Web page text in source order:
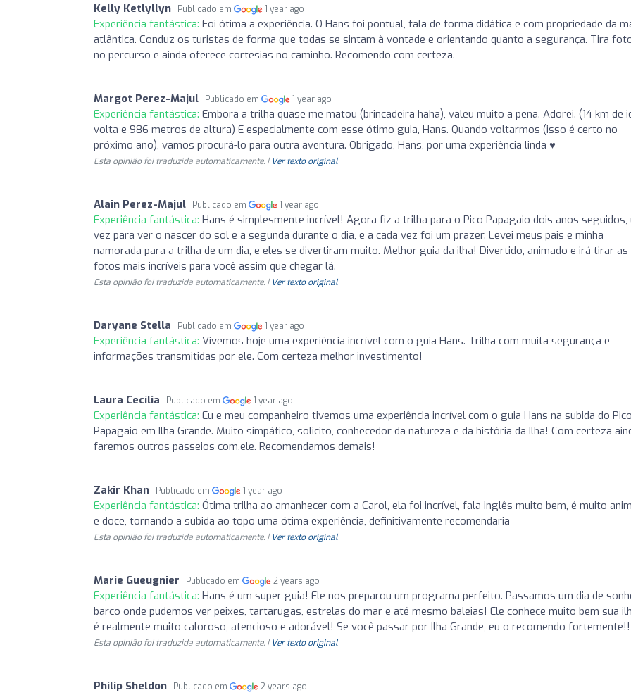
Kelly Ketlyllyn Publicado em 1 year ago
Experiência fantástica: Foi ótima a experiência. O Hans foi pontual, fala de forma didática e com propriedade da
atlântica. Conduz os turistas de forma que todas se sintam à vontade e orientando quanto a segurança. Tira
no percurso e ainda oferece cortesias no caminho. Recomendo com certeza.
Margot Perez-Majul Publicado em 1 year ago
Experiência fantástica: Embora a trilha quase me matou (brincadeira haha), valeu muito a pena. Adorei. (14 km de
volta e 986 metros de altura) E especialmente com esse ótimo guia, Hans. Quando voltarmos (isso é certo no
próximo ano), vamos procurá-lo para outra aventura. Obrigado, Hans, por uma experiência linda ♥️
Esta opinião foi traduzida automaticamente. | Ver texto original
Alain Perez-Majul Publicado em 1 year ago
Experiência fantástica: Hans é simplesmente incrível! Agora fiz a trilha para o Pico Papagaio dois anos seguidos,
vez para ver o nascer do sol e a segunda durante o dia, e a cada vez foi um prazer. Levei meus pais e minha
namorada para a trilha de um dia, e eles se divertiram muito. Melhor guia da ilha! Divertido, animado e irá tirar as
fotos mais incríveis para você assim que chegar lá.
Esta opinião foi traduzida automaticamente. | Ver texto original
Daryane Stella Publicado em 1 year ago
Experiência fantástica: Vivemos hoje uma experiência incrível com o guia Hans. Trilha com muita segurança e
informações transmitidas por ele. Com certeza melhor investimento!
Laura Cecília Publicado em 1 year ago
Experiência fantástica: Eu e meu companheiro tivemos uma experiência incrível com o guia Hans na subida do
Papagaio em Ilha Grande. Muito simpático, solicito, conhecedor da natureza e da história da Ilha! Com certeza
faremos outros passeios com.ele. Recomendamos demais!
Zakir Khan Publicado em 1 year ago
Experiência fantástica: Ótima trilha ao amanhecer com a Carol, ela foi incrível, fala inglês muito bem, é muito
e doce, tornando a subida ao topo uma ótima experiência, definitivamente recomendaria
Esta opinião foi traduzida automaticamente. | Ver texto original
Marie Gueugnier Publicado em 2 years ago
Experiência fantástica: Hans é um super guia! Ele nos preparou um programa perfeito. Passamos um dia de
barco onde pudemos ver peixes, tartarugas, estrelas do mar e até mesmo baleias! Ele conhece muito bem sua
é realmente muito caloroso, atencioso e adorável! Se você passar por Ilha Grande, eu o recomendo fortemente!!
Esta opinião foi traduzida automaticamente. | Ver texto original
Philip Sheldon Publicado em 2 years ago